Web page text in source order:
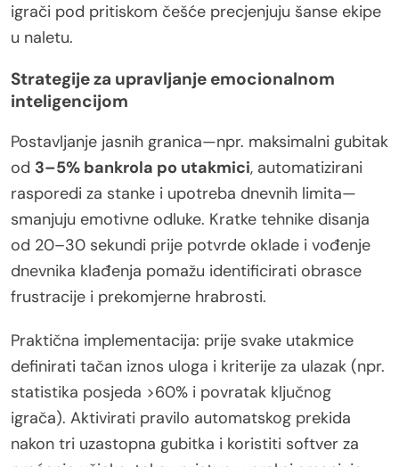
igrači pod pritiskom češće precjenjuju šanse ekipe
u naletu.
Strategije za upravljanje emocionalnom
inteligencijom
Postavljanje jasnih granica—npr. maksimalni gubitak
od 3–5% bankrola po utakmici, automatizirani
rasporedi za stanke i upotreba dnevnih limita—
smanjuju emotivne odluke. Kratke tehnike disanja
od 20–30 sekundi prije potvrde oklade i vođenje
dnevnika klađenja pomažu identificirati obrasce
frustracije i prekomjerne hrabrosti.
Praktična implementacija: prije svake utakmice
definirati tačan iznos uloga i kriterije za ulazak (npr.
statistika posjeda >60% i povratak ključnog
igrača). Aktivirati pravilo automatskog prekida
nakon tri uzastopna gubitka i koristiti softver za